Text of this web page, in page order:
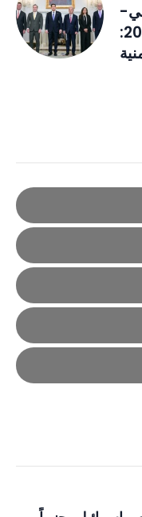
الإسرائيلي تاريخ 3 حزيران 2026: